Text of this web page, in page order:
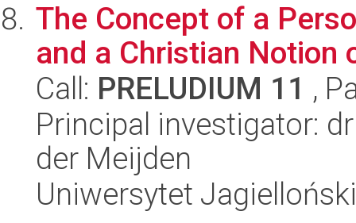
The Concept of a
and a Christian Notion
Call: PRELUDIUM 11 ,
Principal investigator:
der Meijden
Uniwersytet